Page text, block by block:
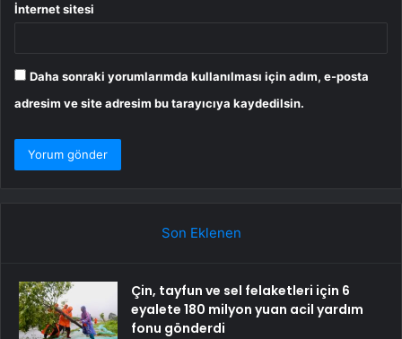
İnternet sitesi
Daha sonraki yorumlarımda kullanılması için adım, e-posta
adresim ve site adresim bu tarayıcıya kaydedilsin.
Son Eklenen
Çin, tayfun ve sel felaketleri için 6
eyalete 180 milyon yuan acil yardım
fonu gönderdi